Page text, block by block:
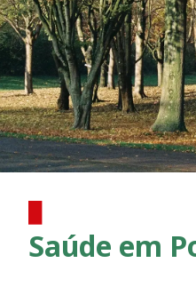
Saúde em